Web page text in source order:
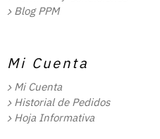
Blog PPM
Mi Cuenta
Mi Cuenta
Historial de Pedidos
Hoja Informativa